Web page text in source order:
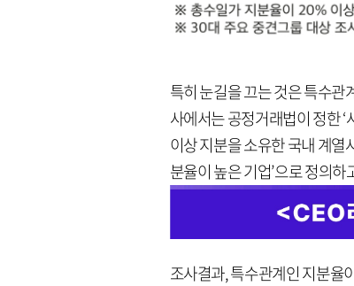
특히 눈길을 끄는 것은 특수
사에서는 공정거래법이 정한
이상 지분을 소유한 국내 계열
분율이 높은 기업’으로 정의
조사결과, 특수관계인 지분율